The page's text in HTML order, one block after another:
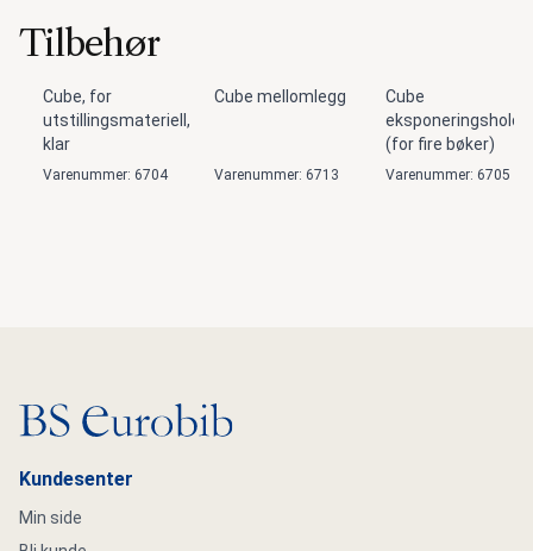
Tilbehør
Cube, for
utstillingsmateriell,
klar
Varenummer: 6704
Cube mellomlegg
Varenummer: 6713
Cube
(for fire bøker)
Varenummer: 6705
Gå til hovedsiden
Kundesenter
Min side